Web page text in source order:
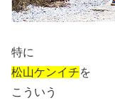
特に
松山ケンイチを
こういう